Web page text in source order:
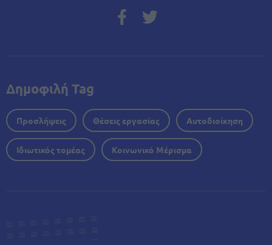
Δημοφιλή Tag
Προσλήψεις Θέσεις εργασίας Αυτοδιοίκηση
Ιδιωτικός τομέας Κοινωνικό Μέρισμα